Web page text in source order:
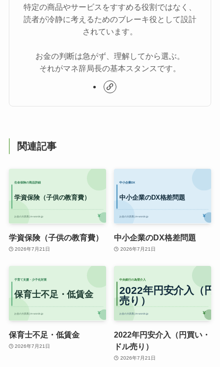
特定の商品やサービスをすすめる役割ではなく、
読者が冷静に考えるためのブレーキ役として設計
されています。
お金の判断は急がず、理解してから選ぶ。
それがマネ辞局長の基本スタンスです。
関連記事
学資保険（子供の教育費）
2026年7月21日
中小企業のDX格差問題
2026年7月21日
保育士不足・低賃金
2026年7月21日
2022年円安介入（円買い・
ドル売り）
2026年7月21日